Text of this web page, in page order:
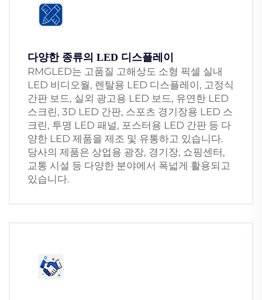
다양한 종류의 LED 디스플레이
RMGLED는 고품질 고해상도 소형 픽셀 실내
LED 비디오월, 렌탈용 LED 디스플레이, 고정식
간판 보드, 실외 광고용 LED 보드, 유연한 LED
스크린, 3D LED 간판, 스포츠 경기장용 LED 스
크린, 투명 LED 패널, 포스터용 LED 간판 등 다
양한 LED 제품을 제조 및 유통하고 있습니다.
당사의 제품은 상업용 광장, 경기장, 쇼핑센터,
교통 시설 등 다양한 분야에서 폭넓게 활용되고
있습니다.